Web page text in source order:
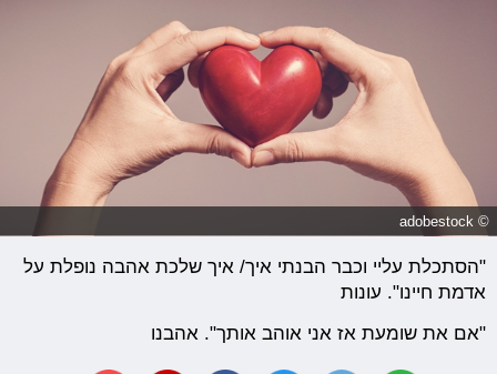
© adobestock
"הסתכלת עליי וכבר הבנתי איך/ איך שלכת אהבה נופלת על
אדמת חיינו". עונות
"אם את שומעת אז אני אוהב אותך". אהבנו